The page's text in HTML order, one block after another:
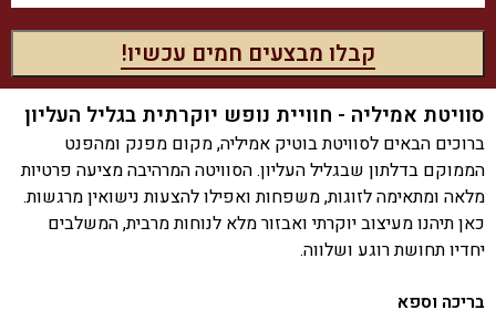
סוויטת אמיליה - חוויית נופש יוקרתית בגליל העליון
ברוכים הבאים לסוויטת בוטיק אמיליה, מקום מפנק ומהפנט
הממוקם בדלתון שבגליל העליון. הסוויטה המרהיבה מציעה פרטיות
מלאה ומתאימה לזוגות, משפחות ואפילו להצעות נישואין מרגשות.
כאן תיהנו מעיצוב יוקרתי ואבזור מלא לנוחות מרבית, המשלבים
יחדיו תחושת רוגע ושלווה.
בריכה וספא